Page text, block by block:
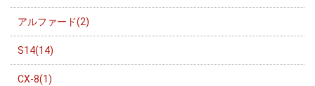
アルファード(2)
S14(14)
CX-8(1)